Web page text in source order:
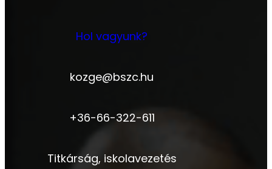
Hol vagyunk?
kozge@bszc.hu
+36-66-322-611
Titkárság, iskolavezetés